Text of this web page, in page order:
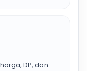
DP, dan